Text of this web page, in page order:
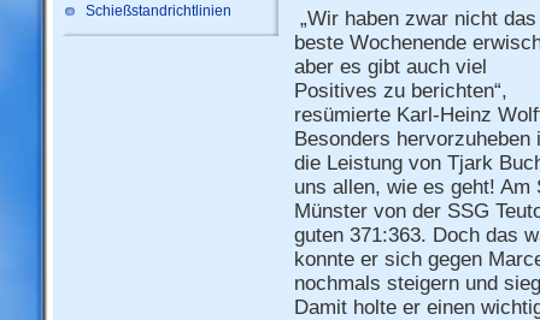
Schießstandrichtlinien
„Wir haben zwar nicht das
beste Wochenende
aber es gibt auch viel
Positives zu berichten“,
resümierte Karl-Heinz
Besonders hervorzuheben
die Leistung von Tjark
uns allen, wie es geht!
Münster von der SSG
guten 371:363. Doch das
konnte er sich gegen
nochmals steigern und
Damit holte er einen